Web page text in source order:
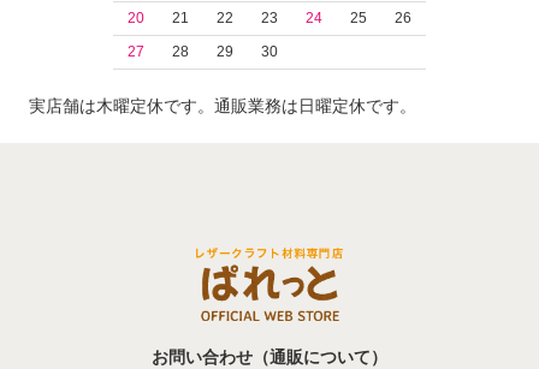
20
21 22 23 24 25
26
27
28 29 30
実店舗は木曜定休です。通販業務は日曜定休です。
お問い合わせ（通販について）